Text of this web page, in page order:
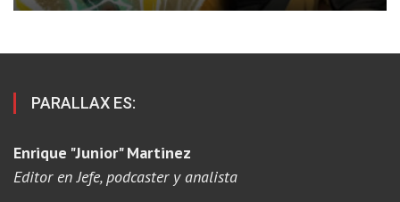
PARALLAX ES:
Enrique "Junior" Martinez
Editor en Jefe, podcaster y analista